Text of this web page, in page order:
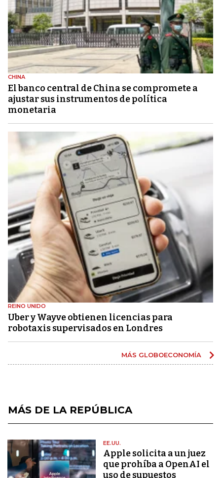
CHINA
El banco central de China se compromete a
ajustar sus instrumentos de política
monetaria
REINO UNIDO
Uber y Wayve obtienen licencias para
robotaxis supervisados ​​en Londres
MÁS GLOBOECONOMÍA
MÁS DE LA REPÚBLICA
EE.UU.
Apple solicita a un juez
que prohíba a OpenAI el
uso de supuestos